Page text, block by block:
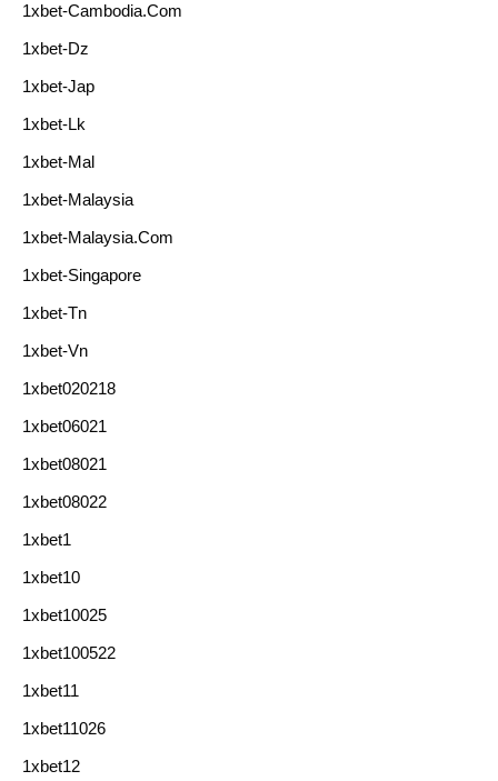
1xbet-Cambodia.com
1xbet-Dz
1xbet-Jap
1xbet-Lk
1xbet-Mal
1xbet-Malaysia
1xbet-Malaysia.com
1xbet-Singapore
1xbet-Tn
1xbet-Vn
1xbet020218
1xbet06021
1xbet08021
1xbet08022
1xbet1
1xbet10
1xbet10025
1xbet100522
1xbet11
1xbet11026
1xbet12